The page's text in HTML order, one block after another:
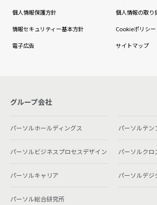
個人情報保護方針 個人情報の取り
情報セキュリティー基本方針 Cookieポリシー
電子広告 サイトマップ
グループ会社
パーソルホールディングス パーソルテン
パーソルビジネスプロセスデザイン パーソルクロ
パーソルキャリア パーソルデジ
パーソル総合研究所